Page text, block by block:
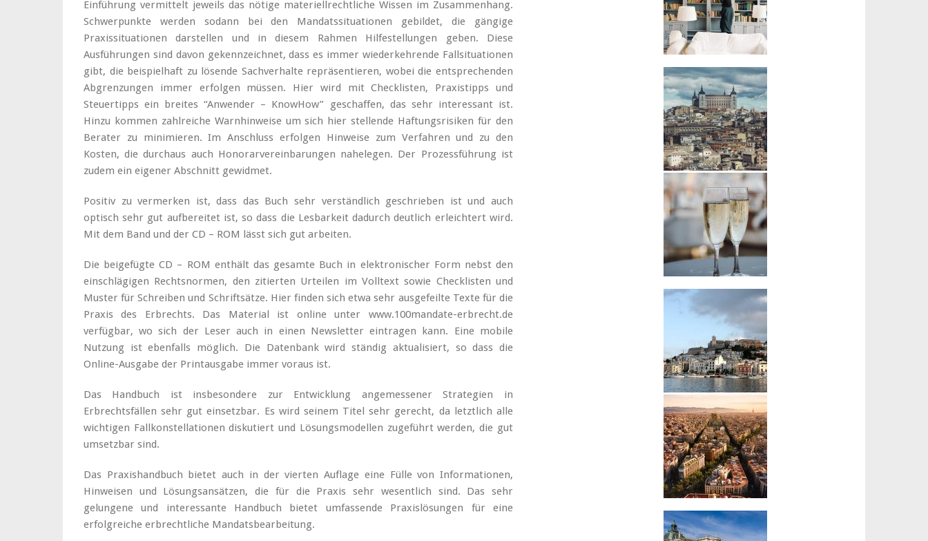
Einführung vermittelt jeweils das nötige materiellrechtliche Wissen im Zusammenhang.
Schwerpunkte werden sodann bei den Mandatssituationen gebildet, die gängige
Praxissituationen darstellen und in diesem Rahmen Hilfestellungen geben. Diese
Ausführungen sind davon gekennzeichnet, dass es immer wiederkehrende Fallsituationen
gibt, die beispielhaft zu lösende Sachverhalte repräsentieren, wobei die entsprechenden
Abgrenzungen immer erfolgen müssen. Hier wird mit Checklisten, Praxistipps und
Steuertipps ein breites “Anwender – KnowHow” geschaffen, das sehr interessant ist.
Hinzu kommen zahlreiche Warnhinweise um sich hier stellende Haftungsrisiken für den
Berater zu minimieren. Im Anschluss erfolgen Hinweise zum Verfahren und zu den
Kosten, die durchaus auch Honorarvereinbarungen nahelegen. Der Prozessführung ist
zudem ein eigener Abschnitt gewidmet.
Positiv zu vermerken ist, dass das Buch sehr verständlich geschrieben ist und auch
optisch sehr gut aufbereitet ist, so dass die Lesbarkeit dadurch deutlich erleichtert wird.
Mit dem Band und der CD – ROM lässt sich gut arbeiten.
Die beigefügte CD – ROM enthält das gesamte Buch in elektronischer Form nebst den
einschlägigen Rechtsnormen, den zitierten Urteilen im Volltext sowie Checklisten und
Muster für Schreiben und Schriftsätze. Hier finden sich etwa sehr ausgefeilte Texte für die
Praxis des Erbrechts. Das Material ist online unter www.100mandate-erbrecht.de
verfügbar, wo sich der Leser auch in einen Newsletter eintragen kann. Eine mobile
Nutzung ist ebenfalls möglich. Die Datenbank wird ständig aktualisiert, so dass die
Online-Ausgabe der Printausgabe immer voraus ist.
Das Handbuch ist insbesondere zur Entwicklung angemessener Strategien in
Erbrechtsfällen sehr gut einsetzbar. Es wird seinem Titel sehr gerecht, da letztlich alle
wichtigen Fallkonstellationen diskutiert und Lösungsmodellen zugeführt werden, die gut
umsetzbar sind.
Das Praxishandbuch bietet auch in der vierten Auflage eine Fülle von Informationen,
Hinweisen und Lösungsansätzen, die für die Praxis sehr wesentlich sind. Das sehr
gelungene und interessante Handbuch bietet umfassende Praxislösungen für eine
erfolgreiche erbrechtliche Mandatsbearbeitung.